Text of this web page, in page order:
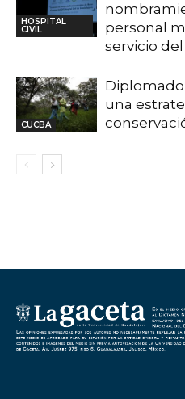
HOSPITAL
CIVIL
personal
servicio del
CUCBA
una